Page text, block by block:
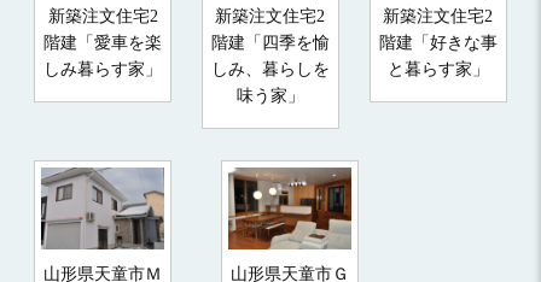
新築注文住宅2
階建「愛車を楽
しみ暮らす家」
新築注文住宅2
階建「四季を愉
しみ、暮らしを
味う家」
新築注文住宅2
階建「好きな事
と暮らす家」
山形県天童市Ｍ
山形県天童市Ｇ